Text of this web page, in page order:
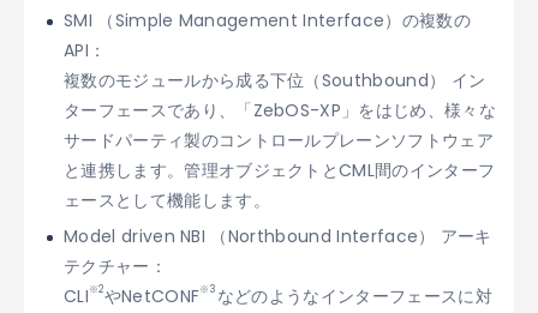
SMI （Simple Management Interface）の複数の
API：
複数のモジュールから成る下位（Southbound） イン
ターフェースであり、「ZebOS-XP」をはじめ、様々な
サードパーティ製のコントロールプレーンソフトウェア
と連携します。管理オブジェクトとCML間のインターフ
ェースとして機能します。
Model driven NBI （Northbound Interface） アーキ
テクチャー：
CLI※2やNetCONF※3 などのようなインターフェースに対